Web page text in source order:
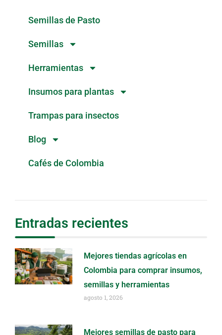
Semillas de Pasto
Semillas
Herramientas
Insumos para plantas
Trampas para insectos
Blog
Cafés de Colombia
Entradas recientes
Mejores tiendas agrícolas en
Colombia para comprar insumos,
semillas y herramientas
agosto 1, 2026
Mejores semillas de pasto para